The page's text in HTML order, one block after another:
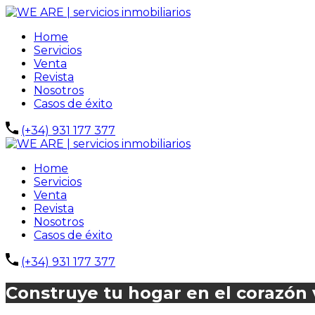
Home
Servicios
Venta
Revista
Nosotros
Casos de éxito
(+34) 931 177 377
Home
Servicios
Venta
Revista
Nosotros
Casos de éxito
(+34) 931 177 377
Construye tu hogar en el corazón